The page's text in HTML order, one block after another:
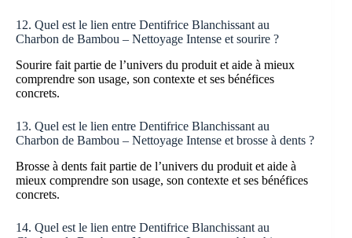
12. Quel est le lien entre Dentifrice Blanchissant au
Charbon de Bambou – Nettoyage Intense et sourire ?
Sourire fait partie de l’univers du produit et aide à mieux
comprendre son usage, son contexte et ses bénéfices
concrets.
13. Quel est le lien entre Dentifrice Blanchissant au
Charbon de Bambou – Nettoyage Intense et brosse à dents ?
Brosse à dents fait partie de l’univers du produit et aide à
mieux comprendre son usage, son contexte et ses bénéfices
concrets.
14. Quel est le lien entre Dentifrice Blanchissant au